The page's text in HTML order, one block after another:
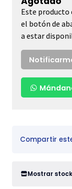
Este producto
el botón de
a estar
Compartir
Mostrar